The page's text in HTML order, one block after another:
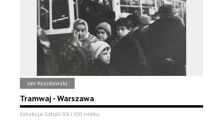
Jan Kosidowski
Tramwaj - Warszawa
Kolekcja Sztuki XX i XXI wieku